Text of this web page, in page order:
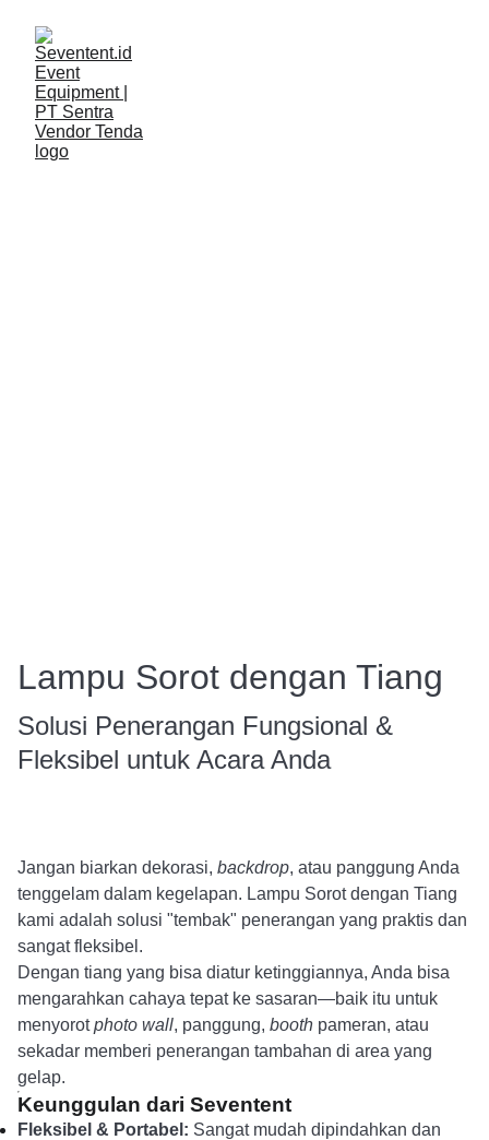
Lampu Sorot dengan Tiang
Solusi Penerangan Fungsional &
Fleksibel untuk Acara Anda
Jangan biarkan dekorasi, backdrop, atau panggung Anda
tenggelam dalam kegelapan. Lampu Sorot dengan Tiang
kami adalah solusi "tembak" penerangan yang praktis dan
sangat fleksibel.
Dengan tiang yang bisa diatur ketinggiannya, Anda bisa
mengarahkan cahaya tepat ke sasaran—baik itu untuk
menyorotphoto wall, panggung, booth pameran, atau
sekadar memberi penerangan tambahan di area yang
gelap.
Keunggulan dari Seventent
Fleksibel & Portabel: Sangat mudah dipindahkan dan